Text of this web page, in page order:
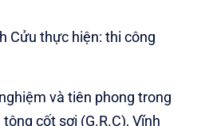
Cửu thực hiện: thi công
và tiên phong trong
cốt sợi (G.R.C), Vĩnh